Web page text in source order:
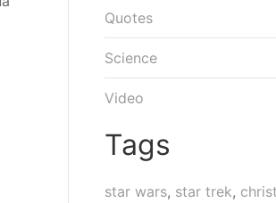
Quotes
Science
Video
Tags
star wars, star trek,